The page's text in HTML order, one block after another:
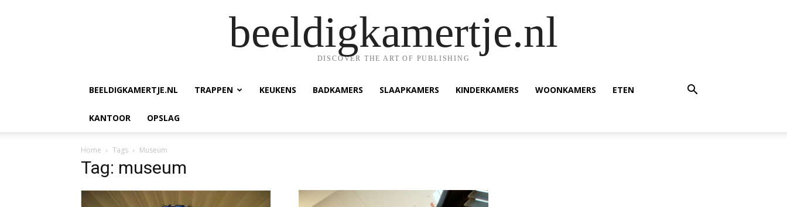
beeldigkamertje.nl
DISCOVER THE ART OF PUBLISHING
BEELDIGKAMERTJE.NL TRAPPEN KEUKENS BADKAMERS SLAAPKAMERS KINDERKAMERS WOONKAMERS ETEN
KANTOOR OPSLAG
Home Tags Museum
Tag: museum